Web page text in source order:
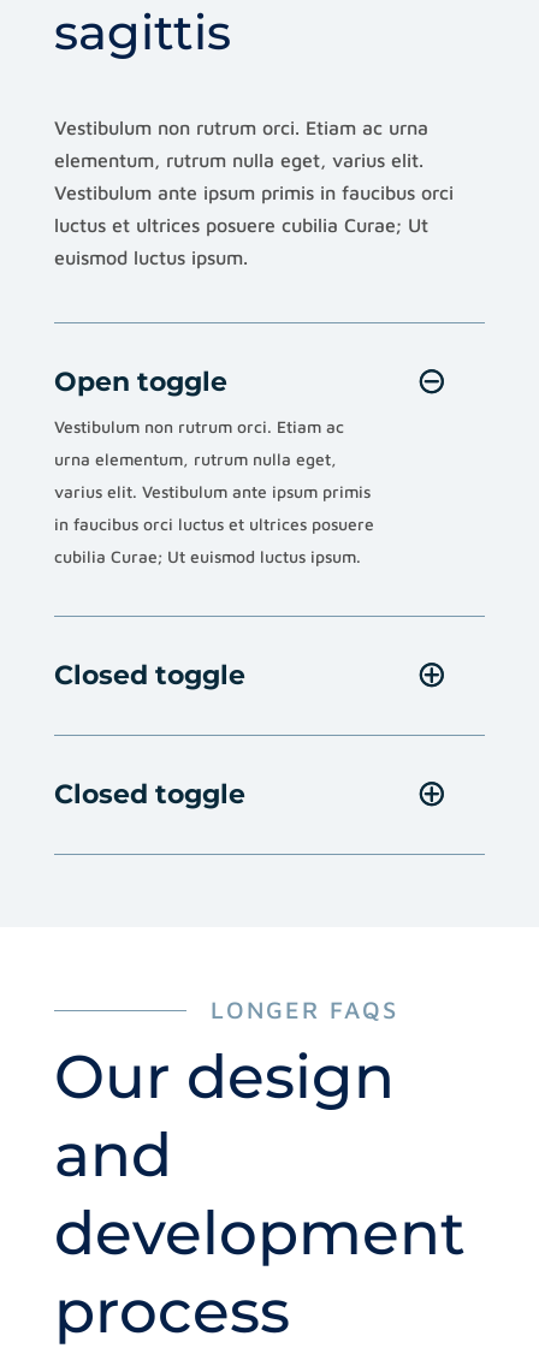
sagittis
Vestibulum non rutrum orci. Etiam ac urna
elementum, rutrum nulla eget, varius elit.
Vestibulum ante ipsum primis in faucibus orci
luctus et ultrices posuere cubilia Curae; Ut
euismod luctus ipsum.
Open toggle
Vestibulum non rutrum orci. Etiam ac
urna elementum, rutrum nulla eget,
varius elit. Vestibulum ante ipsum primis
in faucibus orci luctus et ultrices posuere
cubilia Curae; Ut euismod luctus ipsum.
Closed toggle
Closed toggle
LONGER FAQS
Our design
and
development
process